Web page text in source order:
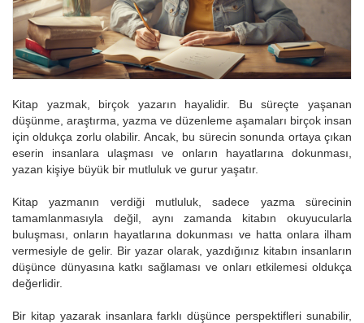
Kitap yazmak, birçok yazarın hayalidir. Bu süreçte yaşanan
düşünme, araştırma, yazma ve düzenleme aşamaları birçok insan
için oldukça zorlu olabilir. Ancak, bu sürecin sonunda ortaya çıkan
eserin insanlara ulaşması ve onların hayatlarına dokunması,
yazan kişiye büyük bir mutluluk ve gurur yaşatır.
Kitap yazmanın verdiği mutluluk, sadece yazma sürecinin
tamamlanmasıyla değil, aynı zamanda kitabın okuyucularla
buluşması, onların hayatlarına dokunması ve hatta onlara ilham
vermesiyle de gelir. Bir yazar olarak, yazdığınız kitabın insanların
düşünce dünyasına katkı sağlaması ve onları etkilemesi oldukça
değerlidir.
Bir kitap yazarak insanlara farklı düşünce perspektifleri sunabilir,